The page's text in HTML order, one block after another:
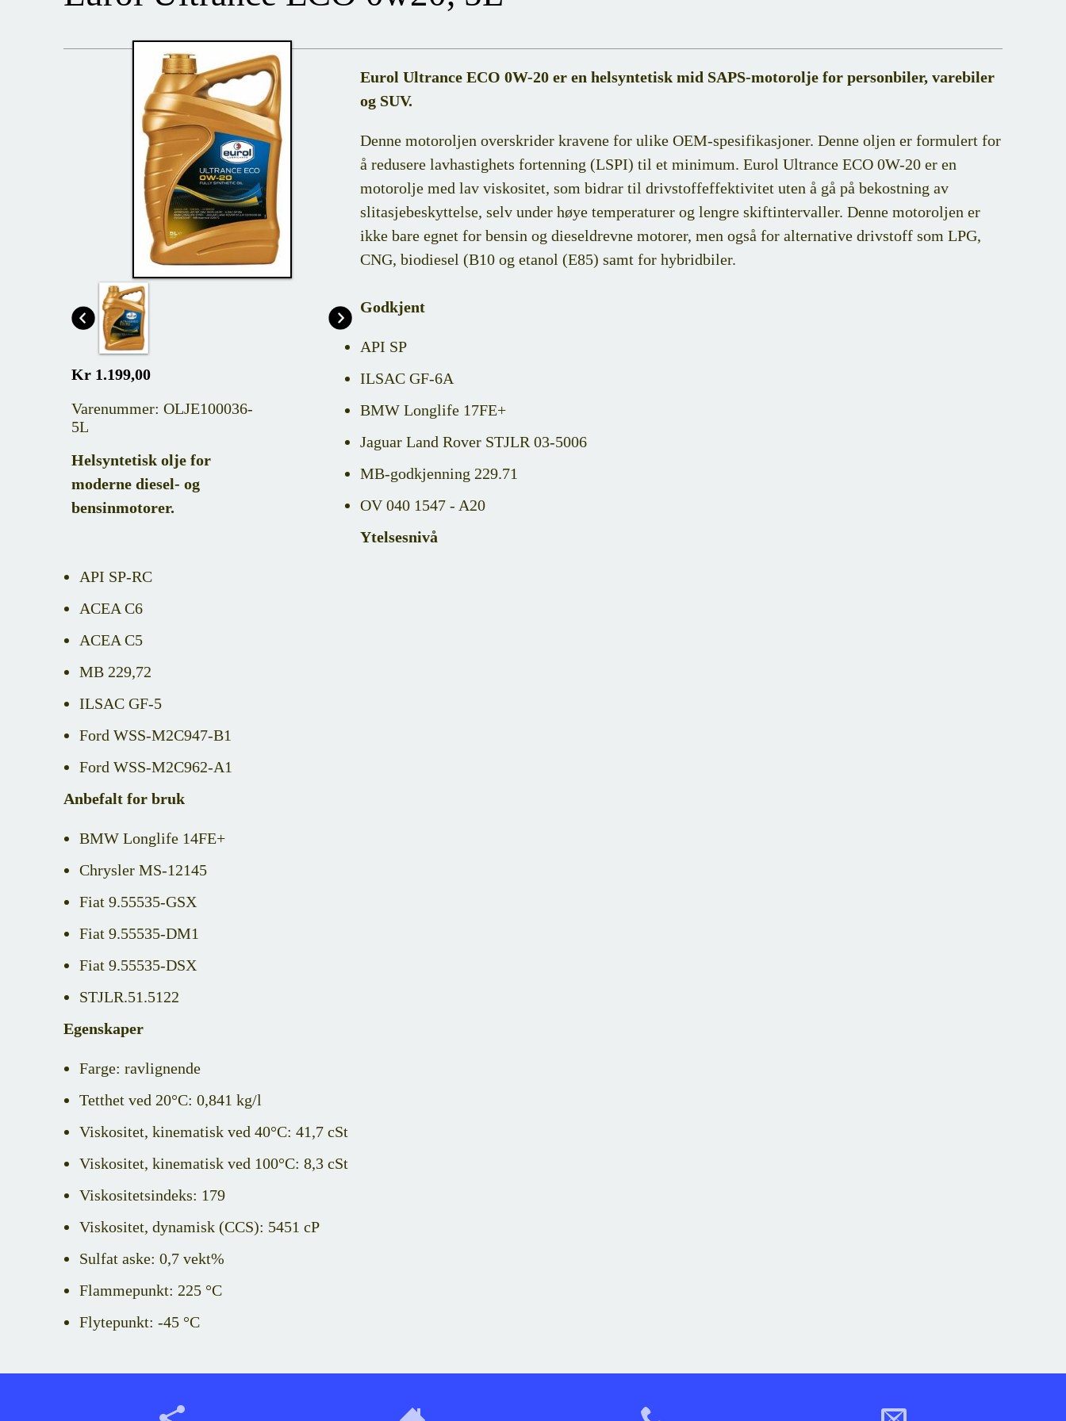
Kr 1.199,00
Varenummer: OLJE100036-
5L
Helsyntetisk olje for
moderne diesel- og
bensinmotorer.
Eurol Ultrance ECO 0W-20 er en helsyntetisk mid SAPS-motorolje for personbiler, varebiler
og SUV.
Denne motoroljen overskrider kravene for ulike OEM-spesifikasjoner. Denne oljen er formulert for
å redusere lavhastighets fortenning (LSPI) til et minimum. Eurol Ultrance ECO 0W-20 er en
motorolje med lav viskositet, som bidrar til drivstoffeffektivitet uten å gå på bekostning av
slitasjebeskyttelse, selv under høye temperaturer og lengre skiftintervaller. Denne motoroljen er
ikke bare egnet for bensin og dieseldrevne motorer, men også for alternative drivstoff som LPG,
CNG, biodiesel (B10 og etanol (E85) samt for hybridbiler.
Godkjent
API SP
ILSAC GF-6A
BMW Longlife 17FE+
Jaguar Land Rover STJLR 03-5006
MB-godkjenning 229.71
OV 040 1547 - A20
Ytelsesnivå
API SP-RC
ACEA C6
ACEA C5
MB 229,72
ILSAC GF-5
Ford WSS-M2C947-B1
Ford WSS-M2C962-A1
Anbefalt for bruk
BMW Longlife 14FE+
Chrysler MS-12145
Fiat 9.55535-GSX
Fiat 9.55535-DM1
Fiat 9.55535-DSX
STJLR.51.5122
Egenskaper
Farge: ravlignende
Tetthet ved 20°C: 0,841 kg/l
Viskositet, kinematisk ved 40°C: 41,7 cSt
Viskositet, kinematisk ved 100°C: 8,3 cSt
Viskositetsindeks: 179
Viskositet, dynamisk (CCS): 5451 cP
Sulfat aske: 0,7 vekt%
Flammepunkt: 225 °C
Flytepunkt: -45 °C